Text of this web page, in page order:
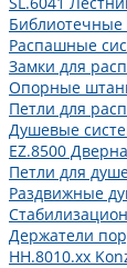
Распашные
Замки для
Опорные
Петли для
Душевые
EZ.8500
Петли для
Раздвижные
Держатели
HH.8010.xx